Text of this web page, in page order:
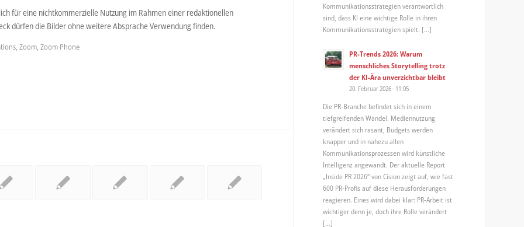
für eine nichtkommerzielle Nutzung im Rahmen einer redaktionellen
dürfen die Bilder ohne weitere Absprache Verwendung finden.
,Zoom,Zoom Phone
Kommunikationsstrategien verantwortlich
sind, dass KI eine wichtige Rolle in ihren
Kommunikationsstrategien spielt. […]
PR-Trends 2026: Warum
menschliches Storytelling trotz
der KI-Ära unverzichtbar bleibt
20. Februar 2026 - 11:05
Die PR-Branche befindet sich in einem
tiefgreifenden Wandel. Mediennutzung
verändert sich rasant, Budgets werden
knapper und in nahezu allen
Kommunikationsprozessen wird künstliche
Intelligenz angewandt. Der aktuelle Report
„Inside PR 2026“ von Cision zeigt auf, wie fast
600 PR-Profis auf diese Herausforderungen
reagieren. Eines wird dabei klar: PR-Arbeit ist
wichtiger denn je, doch ihre Rolle verändert
[…]